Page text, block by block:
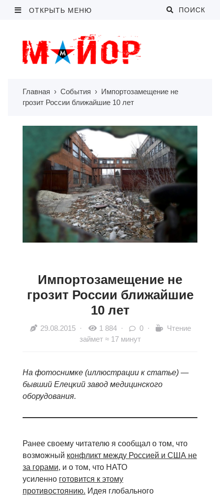
ОТКРЫТЬ МЕНЮ ПОИСК
Главная › События › Импортозамещение не
грозит России ближайшие 10 лет
Импортозамещение не
грозит России ближайшие
10 лет
29.08.2015 · 1 884 · 0 ·
Чтение
займет ≈ 17 минут
На фотоснимке (иллюстрации к статье) —
бывший Елецкий завод медицинского
оборудования.
Ранее своему читателю я сообщал о том, что
возможный конфликт между Россией и США не
за горами, и о том, что НАТО
усиленно готовится к этому
противостоянию. Идея глобального